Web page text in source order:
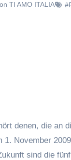
TI AMO ITALIA
denen, die an
1. November
sind die